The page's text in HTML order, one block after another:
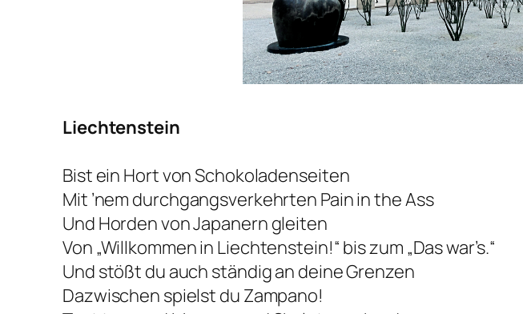
Liechtenstein
Bist ein Hort von Schokoladenseiten
Mit ’nem durchgangsverkehrten Pain in the Ass
Und Horden von Japanern gleiten
Von „Willkommen in Liechtenstein!“ bis zum „Das war’s.“
Und stößt du auch ständig an deine Grenzen
Dazwischen spielst du Zampano!